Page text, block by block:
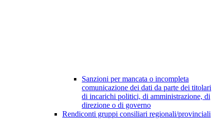
Sanzioni per mancata o incompleta
comunicazione dei dati da parte dei titolari
di incarichi politici, di amministrazione, di
direzione o di governo
Rendiconti gruppi consiliari regionali/provinciali